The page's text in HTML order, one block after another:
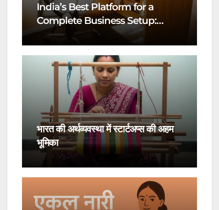
India’s Best Platform for a
Complete Business Setup:
Yuvapreneurs Launchpad
भारत की अर्थव्यवस्था में स्टार्टअप्स की अहम
भूमिका